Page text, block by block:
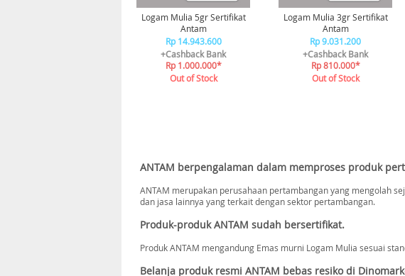
Logam Mulia 5gr Sertifikat
Antam
Rp 14.943.600
+Cashback Bank
Rp 1.000.000*
Out of Stock
Logam Mulia 3gr Sertifikat
Antam
Rp 9.031.200
+Cashback Bank
Rp 810.000*
Out of Stock
ANTAM berpengalaman dalam memproses produk
ANTAM merupakan perusahaan pertambangan yang mengolah
dan jasa lainnya yang terkait dengan sektor pertambangan.
Produk-produk ANTAM sudah bersertifikat.
Produk ANTAM mengandung Emas murni Logam Mulia sesuai
Belanja produk resmi ANTAM bebas resiko di